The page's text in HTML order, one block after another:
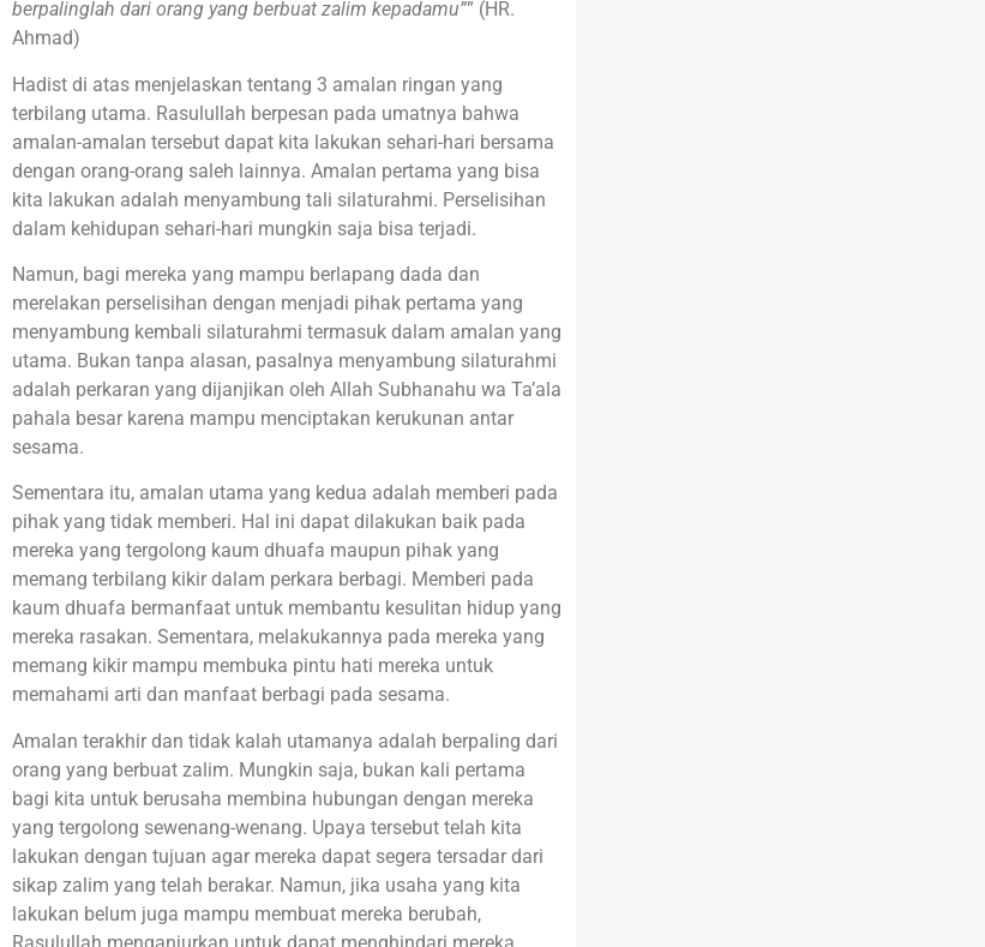
berpalinglah dari orang yang berbuat zalim kepadamu”” (HR.
Ahmad)
Hadist di atas menjelaskan tentang 3 amalan ringan yang
terbilang utama. Rasulullah berpesan pada umatnya bahwa
amalan-amalan tersebut dapat kita lakukan sehari-hari bersama
dengan orang-orang saleh lainnya. Amalan pertama yang bisa
kita lakukan adalah menyambung tali silaturahmi. Perselisihan
dalam kehidupan sehari-hari mungkin saja bisa terjadi.
Namun, bagi mereka yang mampu berlapang dada dan
merelakan perselisihan dengan menjadi pihak pertama yang
menyambung kembali silaturahmi termasuk dalam amalan yang
utama. Bukan tanpa alasan, pasalnya menyambung silaturahmi
adalah perkaran yang dijanjikan oleh Allah Subhanahu wa Ta’ala
pahala besar karena mampu menciptakan kerukunan antar
sesama.
Sementara itu, amalan utama yang kedua adalah memberi pada
pihak yang tidak memberi. Hal ini dapat dilakukan baik pada
mereka yang tergolong kaum dhuafa maupun pihak yang
memang terbilang kikir dalam perkara berbagi. Memberi pada
kaum dhuafa bermanfaat untuk membantu kesulitan hidup yang
mereka rasakan. Sementara, melakukannya pada mereka yang
memang kikir mampu membuka pintu hati mereka untuk
memahami arti dan manfaat berbagi pada sesama.
Amalan terakhir dan tidak kalah utamanya adalah berpaling dari
orang yang berbuat zalim. Mungkin saja, bukan kali pertama
bagi kita untuk berusaha membina hubungan dengan mereka
yang tergolong sewenang-wenang. Upaya tersebut telah kita
lakukan dengan tujuan agar mereka dapat segera tersadar dari
sikap zalim yang telah berakar. Namun, jika usaha yang kita
lakukan belum juga mampu membuat mereka berubah,